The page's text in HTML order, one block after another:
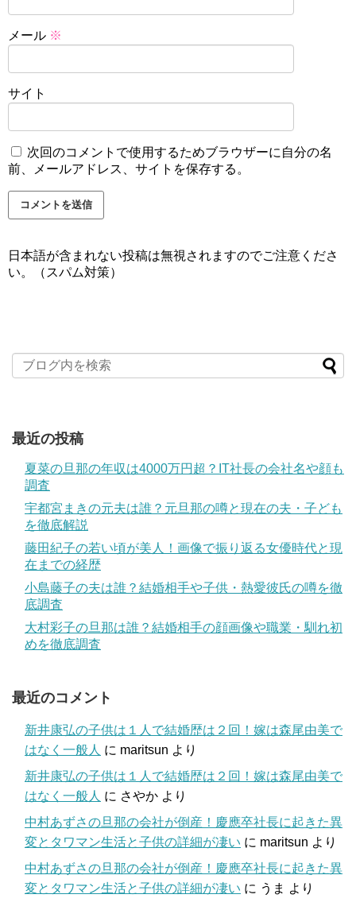
メール ※
サイト
次回のコメントで使用するためブラウザーに自分の名
前、メールアドレス、サイトを保存する。
日本語が含まれない投稿は無視されますのでご注意くださ
い。（スパム対策）
最近の投稿
夏菜の旦那の年収は4000万円超？IT社長の会社名や顔も
調査
宇都宮まきの元夫は誰？元旦那の噂と現在の夫・子ども
を徹底解説
藤田紀子の若い頃が美人！画像で振り返る女優時代と現
在までの経歴
小島藤子の夫は誰？結婚相手や子供・熱愛彼氏の噂を徹
底調査
大村彩子の旦那は誰？結婚相手の顔画像や職業・馴れ初
めを徹底調査
最近のコメント
新井康弘の子供は１人で結婚歴は２回！嫁は森尾由美で
はなく一般人 に maritsun より
新井康弘の子供は１人で結婚歴は２回！嫁は森尾由美で
はなく一般人 に さやか より
中村あずさの旦那の会社が倒産！慶應卒社長に起きた異
変とタワマン生活と子供の詳細が凄い に maritsun より
中村あずさの旦那の会社が倒産！慶應卒社長に起きた異
変とタワマン生活と子供の詳細が凄い に うま より